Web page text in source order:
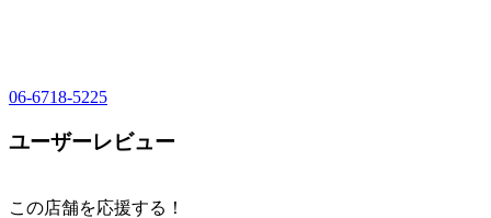
06-6718-5225
ユーザーレビュー
この店舗を応援する！